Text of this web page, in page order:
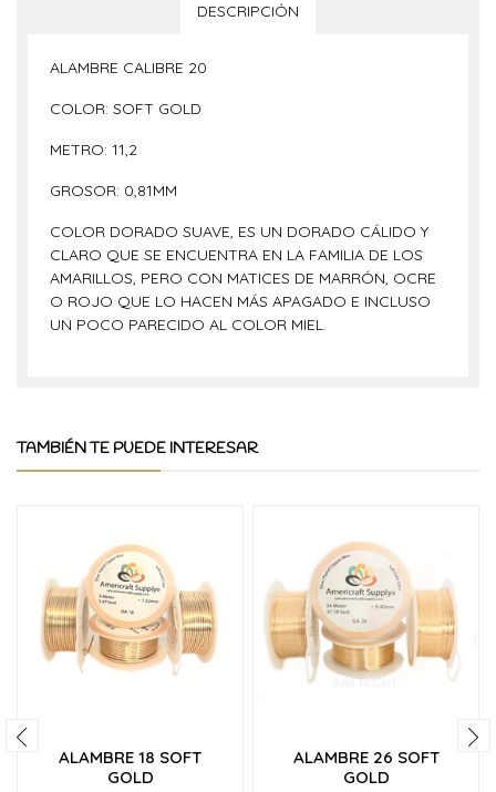
DESCRIPCIÓN
ALAMBRE CALIBRE 20
COLOR: SOFT GOLD
METRO: 11,2
GROSOR: 0,81MM
COLOR DORADO SUAVE, ES UN DORADO CÁLIDO Y
CLARO QUE SE ENCUENTRA EN LA FAMILIA DE LOS
AMARILLOS, PERO CON MATICES DE MARRÓN, OCRE
O ROJO QUE LO HACEN MÁS APAGADO E INCLUSO
UN POCO PARECIDO AL COLOR MIEL.
TAMBIÉN TE PUEDE INTERESAR
ALAMBRE 18 SOFT
GOLD
ALAMBRE 26 SOFT
GOLD